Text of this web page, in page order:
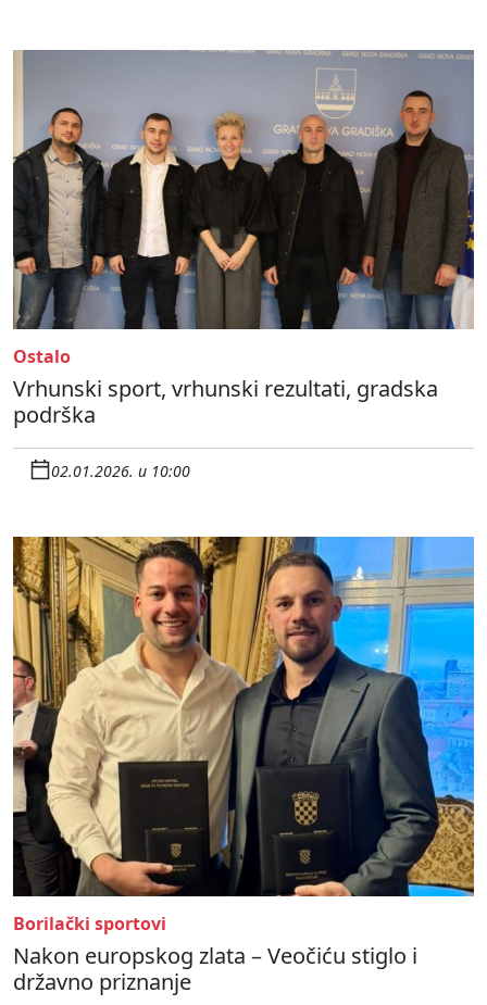
Ostalo
Vrhunski sport, vrhunski rezultati, gradska
podrška
02.01.2026. u 10:00
Borilački sportovi
Nakon europskog zlata – Veočiću stiglo i
državno priznanje